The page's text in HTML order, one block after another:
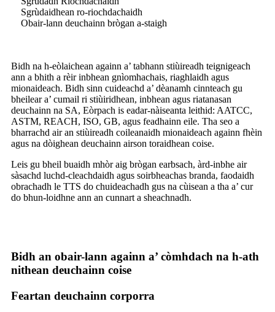
Sgrùdaidhean ro-riochdachaidh
Obair-lann deuchainn brògan a-staigh
Bidh na h-eòlaichean againn a’ tabhann stiùireadh teignigeach
ann a bhith a rèir inbhean gnìomhachais, riaghlaidh agus
mionaideach. Bidh sinn cuideachd a’ dèanamh cinnteach gu
bheilear a’ cumail ri stiùiridhean, inbhean agus riatanasan
deuchainn na SA, Eòrpach is eadar-nàiseanta leithid: AATCC,
ASTM, REACH, ISO, GB, agus feadhainn eile. Tha seo a
bharrachd air an stiùireadh coileanaidh mionaideach againn fhèin
agus na dòighean deuchainn airson toraidhean coise.
Leis gu bheil buaidh mhòr aig brògan earbsach, àrd-inbhe air
sàsachd luchd-cleachdaidh agus soirbheachas branda, faodaidh
obrachadh le TTS do chuideachadh gus na cùisean a tha a’ cur
do bhun-loidhne ann an cunnart a sheachnadh.
Bidh an obair-lann againn a’ còmhdach na h-ath
nithean deuchainn coise
Feartan deuchainn corporra